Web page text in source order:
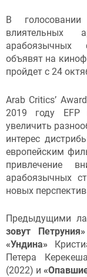
В
влиятельных
арабоязычных
объявят на
пройдет с 24
Arab Critics’
2019 году EFP
увеличить
интерес
европейским
привлечение
арабоязычных
новых
Предыдущими
зовут Петруния»
«Ундина»
Петера
(2022) и «